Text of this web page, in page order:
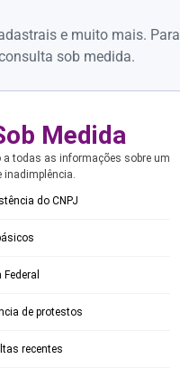
e muito mais. Para
sob medida.
Medida
a todas as informações sobre um
inadimplência.
do CNPJ
de protestos
recentes